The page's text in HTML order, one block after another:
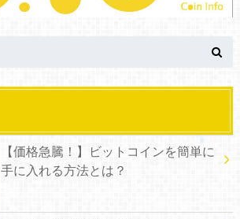
【価格急騰！】ビットコインを簡単に
手に入れる方法とは？